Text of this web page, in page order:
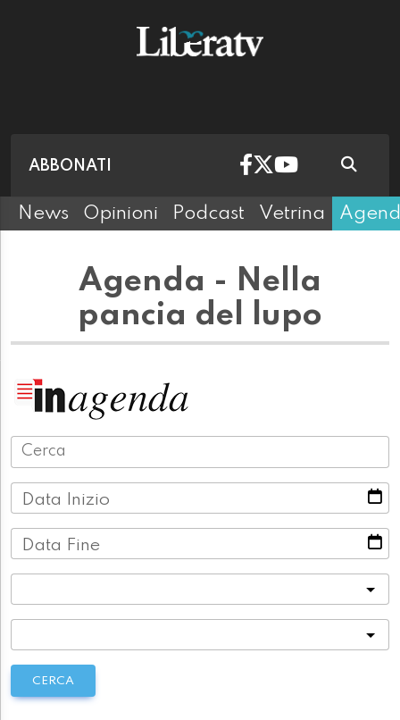
ABBONATI
News Opinioni Podcast Vetrina
Agenda - Nella
pancia del lupo
Data Inizio
Data Fine
CERCA